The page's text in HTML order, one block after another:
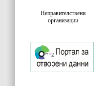
Неправителствени
организации